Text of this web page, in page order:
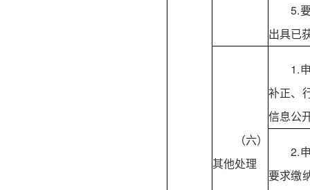
5.
出具已
（六）
其他处理
1.
补正、
信息公
2.
要求缴